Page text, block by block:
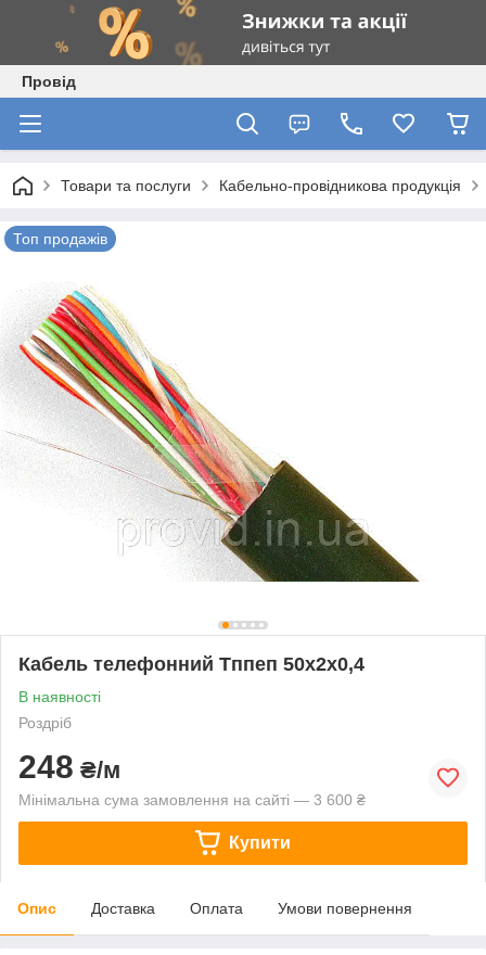
Провід
Товари та послуги Кабельно-провідникова продукція
Топ продажів
Кабель телефонний Тппеп 50х2х0,4
В наявності
Роздріб
248 ₴/м
Мінімальна сума замовлення на сайті — 3 600 ₴
Купити
Опис Доставка Оплата Умови повернення